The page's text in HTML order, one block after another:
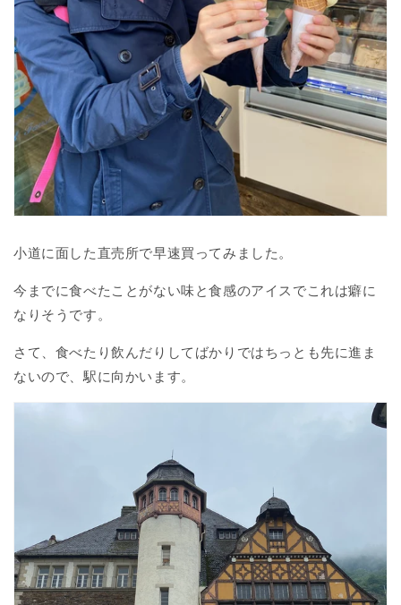
小道に面した直売所で早速買ってみました。
今までに食べたことがない味と食感のアイスでこれは癖に
なりそうです。
さて、食べたり飲んだりしてばかりではちっとも先に進ま
ないので、駅に向かいます。